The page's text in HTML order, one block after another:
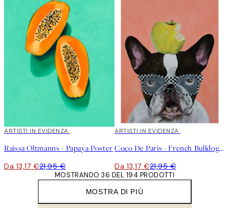
40%*
ARTISTI IN EVIDENZA
Raissa Oltmanns - Papaya Poster
Da 13,17 €21,95 €
40%*
ARTISTI IN EVIDENZA
Coco De Paris - French Bulldog with Apple Poster
Da 13,17 €21,95 €
MOSTRA DI PIÙ
MOSTRANDO 36 DEL 194 PRODOTTI